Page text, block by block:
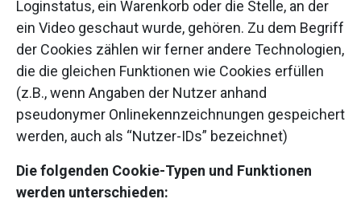
Loginstatus, ein Warenkorb oder die Stelle, an der
ein Video geschaut wurde, gehören. Zu dem Begriff
der Cookies zählen wir ferner andere Technologien,
die die gleichen Funktionen wie Cookies erfüllen
(z.B., wenn Angaben der Nutzer anhand
pseudonymer Onlinekennzeichnungen gespeichert
werden, auch als “Nutzer-IDs” bezeichnet)
Die folgenden Cookie-Typen und Funktionen
werden unterschieden: